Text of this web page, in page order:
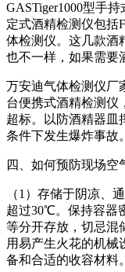
GASTiger1000型手
定式酒精检测仪包括
体检测仪。这几款酒
也不一样，如果需要
万安迪气体检测仪厂
台便携式酒精检测仪
超标。以防酒精器皿
条件下发生爆炸事故。
四、如何预防现场空
（1）存储于阴凉、
超过30℃。保持容器
等分开存放，切忌混
用易产生火花的机械
备和合适的收容材料。